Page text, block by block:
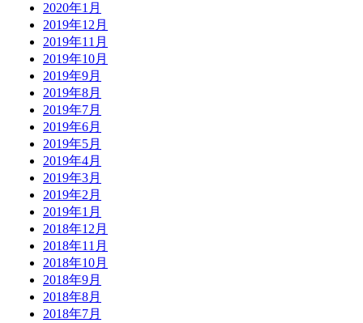
2020年1月
2019年12月
2019年11月
2019年10月
2019年9月
2019年8月
2019年7月
2019年6月
2019年5月
2019年4月
2019年3月
2019年2月
2019年1月
2018年12月
2018年11月
2018年10月
2018年9月
2018年8月
2018年7月